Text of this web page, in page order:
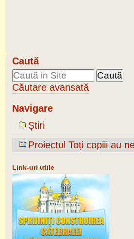
Caută
Căutare avansată
Navigare
Știri
Proiectul Toți copiii au
Link-uri utile